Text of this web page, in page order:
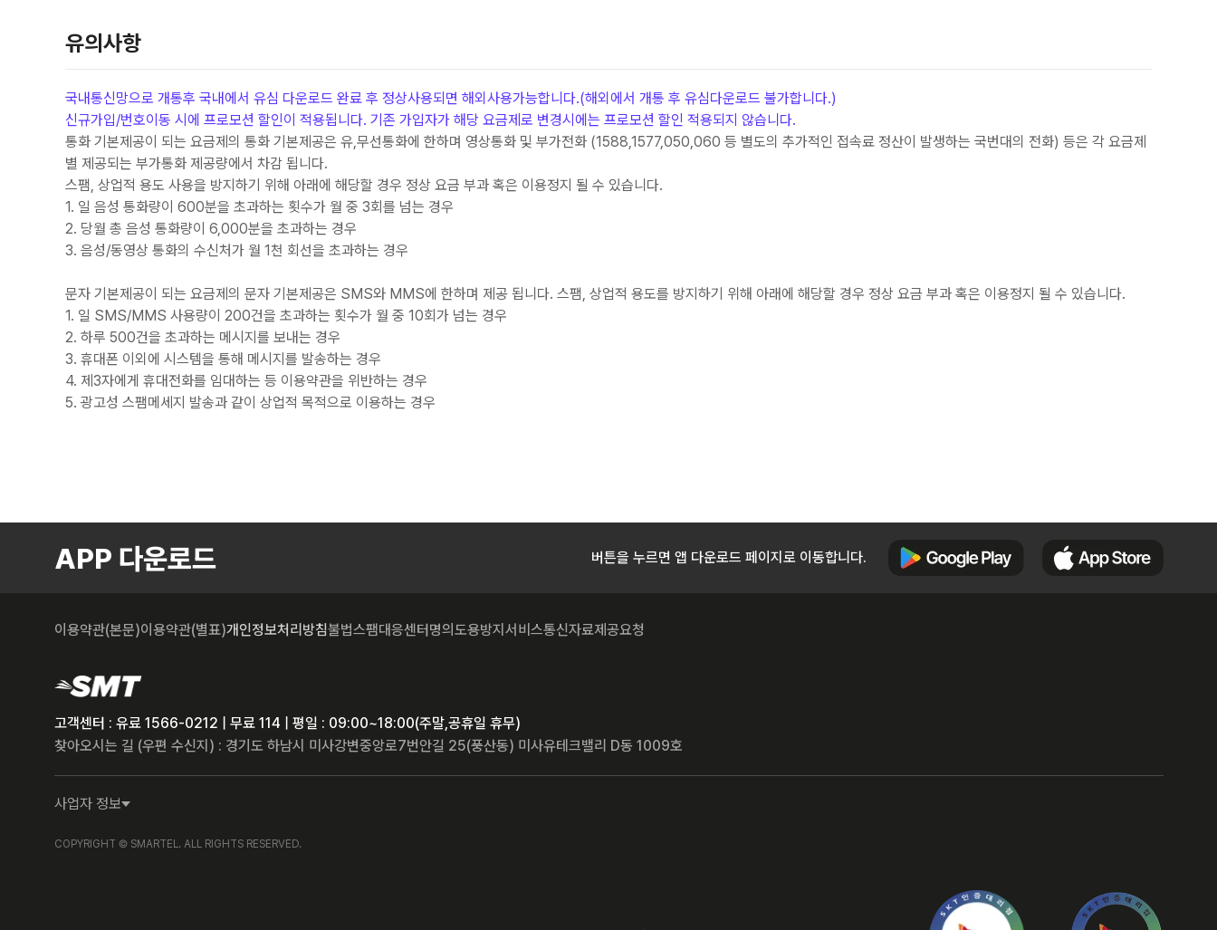
유의사항
국내통신망으로 개통후 국내에서 유심 다운로드 완료 후 정상사용되면 해외사용가능합니다.(해외에서 개통 후 유심다운로드 불가합니다.)
신규가입/번호이동 시에 프로모션 할인이 적용됩니다. 기존 가입자가 해당 요금제로 변경시에는 프로모션 할인 적용되지 않습니다.
통화 기본제공이 되는 요금제의 통화 기본제공은 유,무선통화에 한하며 영상통화 및 부가전화 (1588,1577,050,060 등 별도의 추가적인 접속료 정산이 발생하는 국번대의 전화) 등은 각 요금제
별 제공되는 부가통화 제공량에서 차감 됩니다.
스팸, 상업적 용도 사용을 방지하기 위해 아래에 해당할 경우 정상 요금 부과 혹은 이용정지 될 수 있습니다.
1. 일 음성 통화량이 600분을 초과하는 횟수가 월 중 3회를 넘는 경우
2. 당월 총 음성 통화량이 6,000분을 초과하는 경우
3. 음성/동영상 통화의 수신처가 월 1천 회선을 초과하는 경우
문자 기본제공이 되는 요금제의 문자 기본제공은 SMS와 MMS에 한하며 제공 됩니다. 스팸, 상업적 용도를 방지하기 위해 아래에 해당할 경우 정상 요금 부과 혹은 이용정지 될 수 있습니다.
1. 일 SMS/MMS 사용량이 200건을 초과하는 횟수가 월 중 10회가 넘는 경우
2. 하루 500건을 초과하는 메시지를 보내는 경우
3. 휴대폰 이외에 시스템을 통해 메시지를 발송하는 경우
4. 제3자에게 휴대전화를 임대하는 등 이용약관을 위반하는 경우
5. 광고성 스팸메세지 발송과 같이 상업적 목적으로 이용하는 경우
APP 다운로드 버튼을 누르면 앱 다운로드 페이지로 이동합니다.
이용약관(본문)이용약관(별표)개인정보처리방침불법스팸대응센터명의도용방지서비스통신자료제공요청
고객센터 : 유료 1566-0212 | 무료 114 | 평일 : 09:00~18:00(주말,공휴일 휴무)
찾아오시는 길 (우편 수신지) : 경기도 하남시 미사강변중앙로7번안길 25(풍산동) 미사유테크밸리 D동 1009호
사업자 정보
COPYRIGHT © SMARTEL. ALL RIGHTS RESERVED.